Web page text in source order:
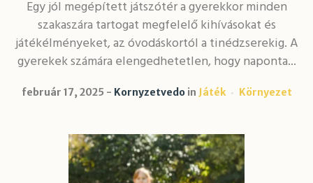
Egy jól megépített játszótér a gyerekkor minden
szakaszára tartogat megfelelő kihívásokat és
játékélményeket, az óvodáskortól a tinédzserekig. A
gyerekek számára elengedhetetlen, hogy naponta...
február 17, 2025 Kornyzetvedoin Játék Környezet